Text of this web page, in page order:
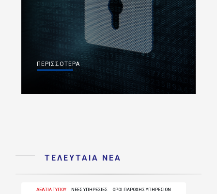
ΠΕΡΙΣΣΌΤΕΡΑ
ΤΕΛΕΥΤΑΙΑ ΝΕΑ
ΔΕΛΤΙΑ ΤΥΠΟΥ ΝΕΕΣ ΥΠΗΡΕΣΙΕΣ ΟΡΟΙ ΠΑΡΟΧΗΣ ΥΠΗΡΕΣΙΩΝ